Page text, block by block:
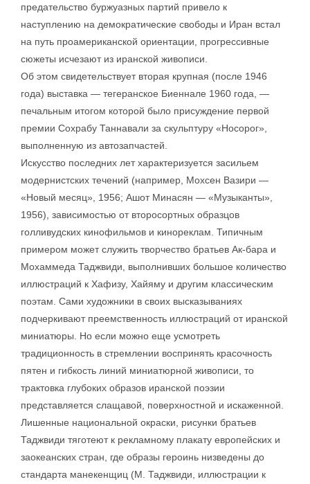
предательство буржуазных партий привело к
наступлению на демократические свободы и Иран встал
на путь проамериканской ориентации, прогрессивные
сюжеты исчезают из иранской живописи.
Об этом свидетельствует вторая крупная (после 1946
года) выставка — тегеранское Биеннале 1960 года, —
печальным итогом которой было присуждение первой
премии Сохрабу Таннавали за скульптуру «Носорог»,
выполненную из автозапчастей.
Искусство последних лет характеризуется засильем
модернистских течений (например, Мохсен Вазири —
«Новый месяц», 1956; Ашот Минасян — «Музыканты»,
1956), зависимостью от второсортных образцов
голливудских кинофильмов и кинореклам. Типичным
примером может служить творчество братьев Ак-бара и
Мохаммеда Таджвиди, выполнивших большое количество
иллюстраций к Хафизу, Хайяму и другим классическим
поэтам. Сами художники в своих высказываниях
подчеркивают преемственность иллюстраций от иранской
миниатюры. Но если можно еще усмотреть
традиционность в стремлении воспринять красочность
пятен и гибкость линий миниатюрной живописи, то
трактовка глубоких образов иранской поэзии
представляется слащавой, поверхностной и искаженной.
Лишенные национальной окраски, рисунки братьев
Таджвиди тяготеют к рекламному плакату европейских и
заокеанских стран, где образы героинь низведены до
стандарта манекенщиц (М. Таджвиди, иллюстрации к